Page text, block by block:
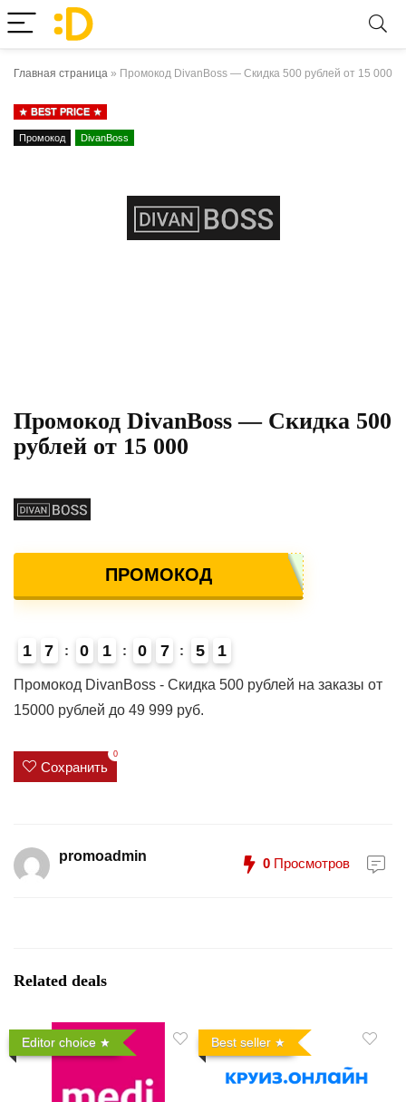
Главная страница » Промокод DivanBoss — Скидка 500 рублей от 15 000
BEST PRICE
Промокод DivanBoss
Промокод DivanBoss — Скидка 500
рублей от 15 000
ПРОМОКОД
1
4
7 0 1 0 7 5 0
1
Промокод DivanBoss - Скидка 500 рублей на заказы от
15000 рублей до 49 999 руб.
Сохранить
0
promoadmin 0 Просмотров
Related deals
Editor choice Best seller